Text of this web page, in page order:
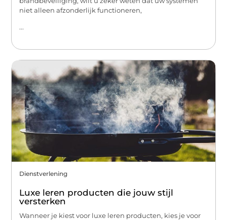
niet alleen afzonderlijk functioneren,
...
Dienstverlening
Luxe leren producten die jouw stijl
versterken
Wanneer je kiest voor luxe leren producten, kies je voor